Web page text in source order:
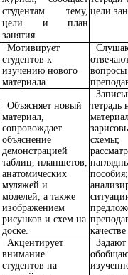
студентам тему,
цели и план
занятия.
цели
Мотивирует
студентов к
изучению нового
материала
вопросы
Объясняет новый
материал,
сопровождает
объяснение
демонстрацией
таблиц, планшетов,
анатомических
муляжей и
моделей, а также
изображением
рисунков и схем на
доске.
тетрадь
схемы;
пособия;
Акцентирует
внимание
студентов на